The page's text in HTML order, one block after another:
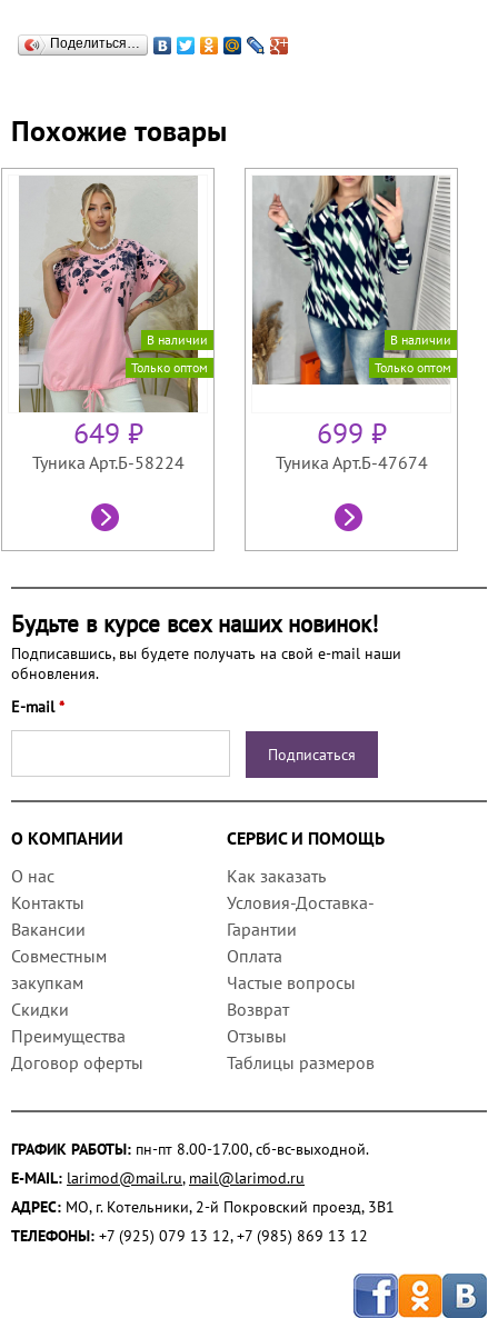
Поделиться…
Похожие товары
В наличии
Только оптом
649 ₽
Туника Арт.Б-58224
В наличии
Только оптом
699 ₽
Туника Арт.Б-47674
Будьте в курсе всех наших новинок!
Подписавшись, вы будете получать на свой e-mail наши
обновления.
E-mail*
О КОМПАНИИ
СЕРВИС И ПОМОЩЬ
О нас
Контакты
Вакансии
Совместным
закупкам
Скидки
Преимущества
Договор оферты
Как заказать
Условия-Доставка-
Гарантии
Оплата
Частые вопросы
Возврат
Отзывы
Таблицы размеров
ГРАФИК РАБОТЫ: пн-пт 8.00-17.00, сб-вс-выходной.
E-MAIL: larimod@mail.ru, mail@larimod.ru
АДРЕС: МО, г. Котельники, 2-й Покровский проезд, 3В1
ТЕЛЕФОНЫ: +7 (925) 079 13 12, +7 (985) 869 13 12